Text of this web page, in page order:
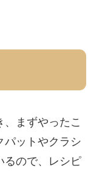
まずやったこ
パットやクラシ
るので、レシピ